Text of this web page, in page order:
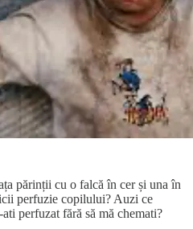
părinții cu o falcă în cer și una în
perfuzie copilului? Auzi ce
perfuzat fără să mă chemati?